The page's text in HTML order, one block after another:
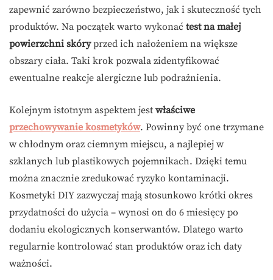
zapewnić zarówno bezpieczeństwo, jak i skuteczność tych
produktów. Na początek warto wykonać test na małej
powierzchni skóryprzed ich nałożeniem na większe
obszary ciała. Taki krok pozwala zidentyfikować
ewentualne reakcje alergiczne lub podrażnienia.
Kolejnym istotnym aspektem jest właściwe
przechowywanie kosmetyków. Powinny być one trzymane
w chłodnym oraz ciemnym miejscu, a najlepiej w
szklanych lub plastikowych pojemnikach. Dzięki temu
można znacznie zredukować ryzyko kontaminacji.
Kosmetyki DIY zazwyczaj mają stosunkowo krótki okres
przydatności do użycia – wynosi on do 6 miesięcy po
dodaniu ekologicznych konserwantów. Dlatego warto
regularnie kontrolować stan produktów oraz ich daty
ważności.